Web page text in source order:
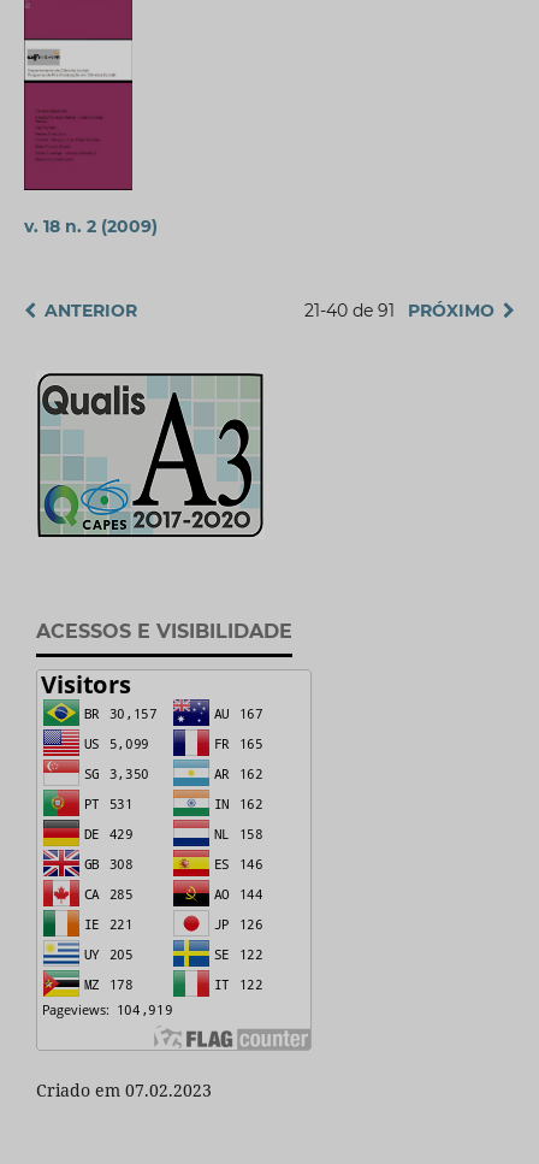
v. 18 n. 2 (2009)
ANTERIOR 21-40 de 91 PRÓXIMO
ACESSOS E VISIBILIDADE
Criado em 07.02.2023